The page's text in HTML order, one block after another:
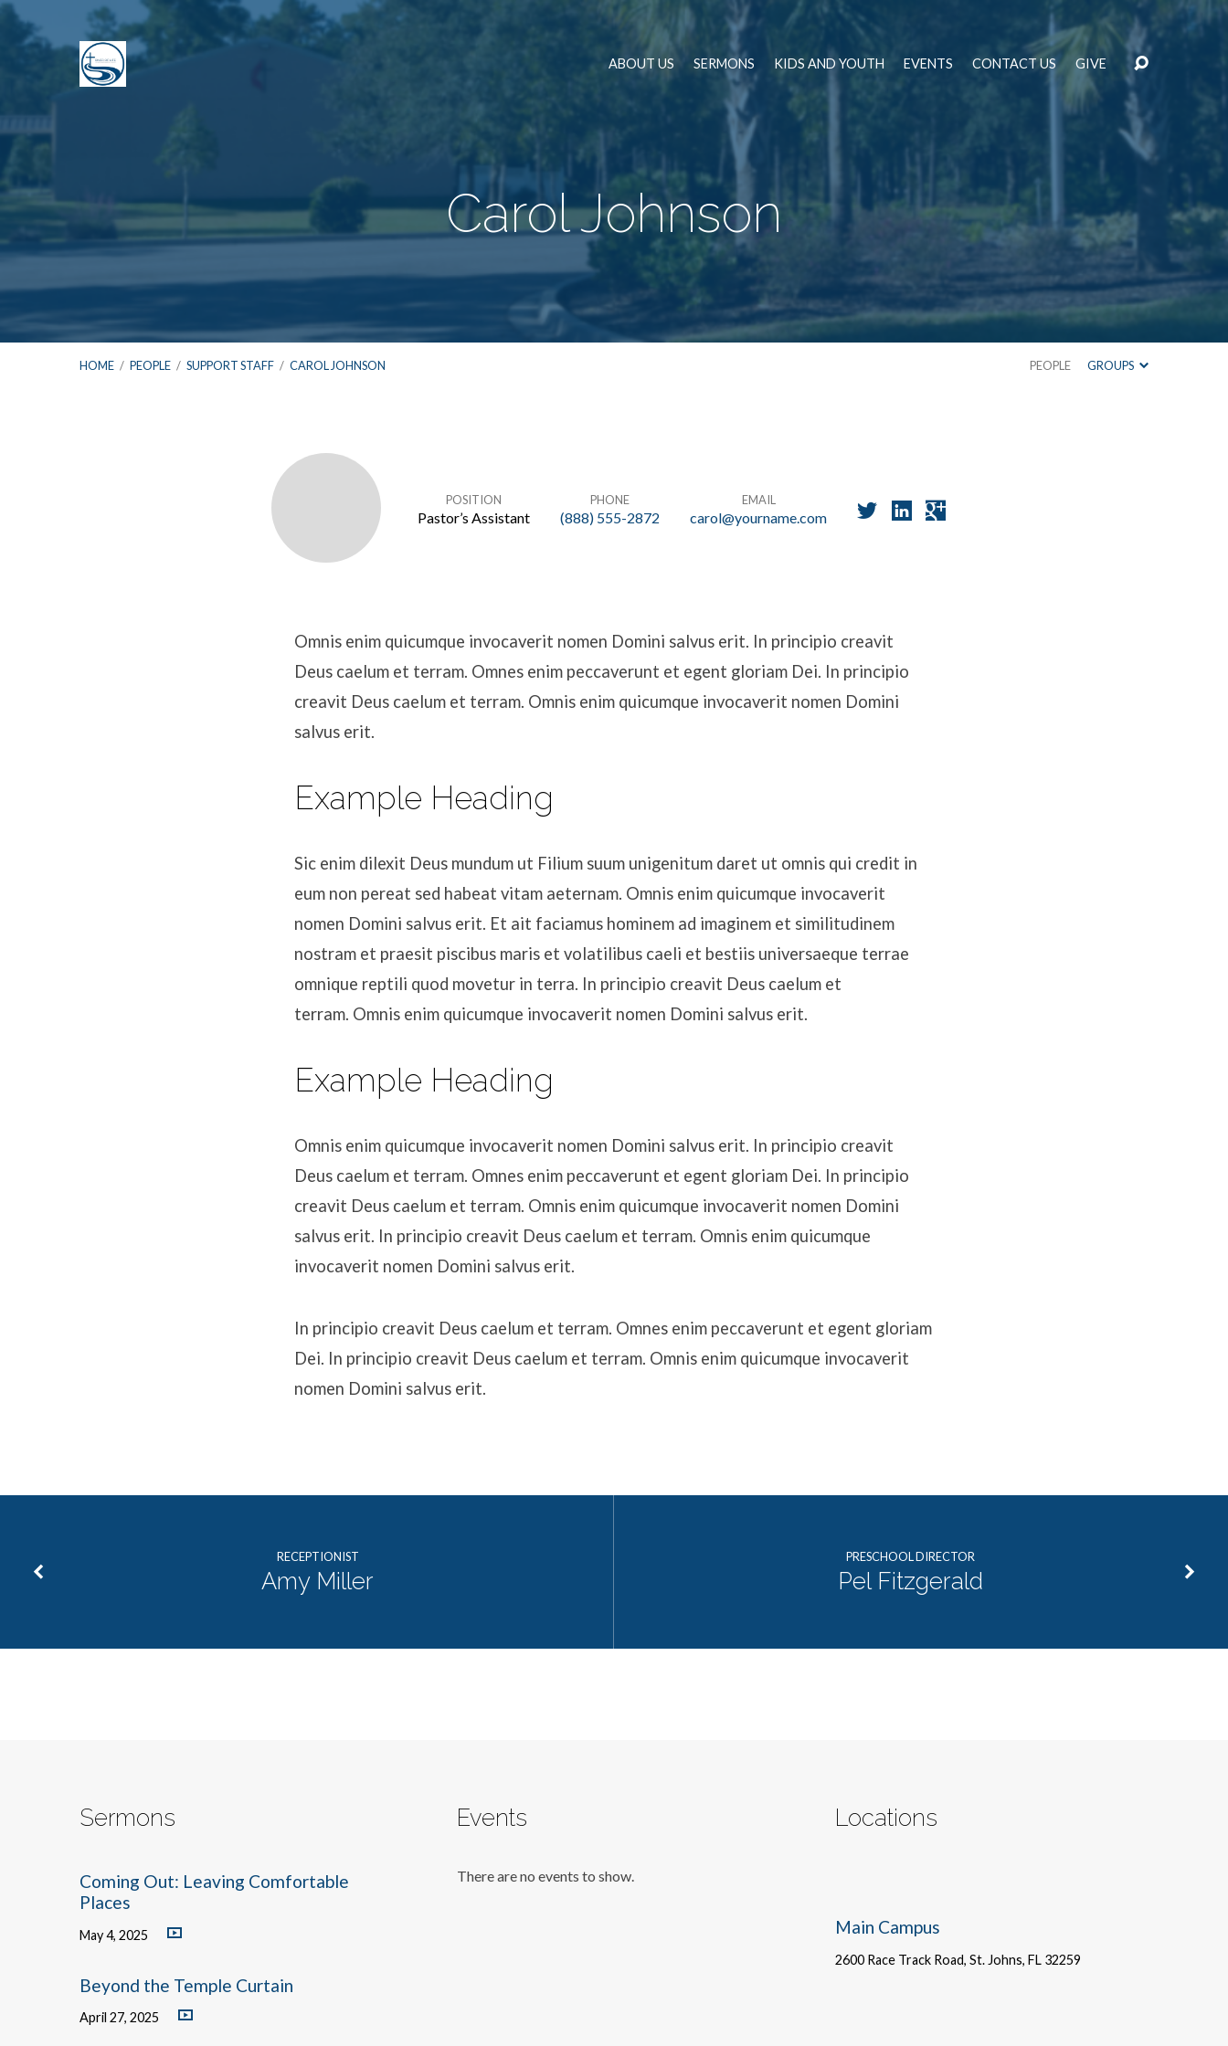
ABOUT US SERMONS KIDS AND YOUTH EVENTS CONTACT US GIVE
Carol Johnson
HOME / PEOPLE / SUPPORT STAFF / CAROL JOHNSON PEOPLE GROUPS
POSITION
Pastor’s Assistant
PHONE
(888) 555-2872
EMAIL
carol@yourname.com
Omnis enim quicumque invocaverit nomen Domini salvus erit. In principio creavit
Deus caelum et terram. Omnes enim peccaverunt et egent gloriam Dei. In principio
creavit Deus caelum et terram. Omnis enim quicumque invocaverit nomen Domini
salvus erit.
Example Heading
Sic enim dilexit Deus mundum ut Filium suum unigenitum daret ut omnis qui credit in
eum non pereat sed habeat vitam aeternam. Omnis enim quicumque invocaverit
nomen Domini salvus erit. Et ait faciamus hominem ad imaginem et similitudinem
nostram et praesit piscibus maris et volatilibus caeli et bestiis universaeque terrae
omnique reptili quod movetur in terra. In principio creavit Deus caelum et
terram. Omnis enim quicumque invocaverit nomen Domini salvus erit.
Example Heading
Omnis enim quicumque invocaverit nomen Domini salvus erit. In principio creavit
Deus caelum et terram. Omnes enim peccaverunt et egent gloriam Dei. In principio
creavit Deus caelum et terram. Omnis enim quicumque invocaverit nomen Domini
salvus erit. In principio creavit Deus caelum et terram. Omnis enim quicumque
invocaverit nomen Domini salvus erit.
In principio creavit Deus caelum et terram. Omnes enim peccaverunt et egent gloriam
Dei. In principio creavit Deus caelum et terram. Omnis enim quicumque invocaverit
nomen Domini salvus erit.
RECEPTIONIST
Amy Miller
PRESCHOOL DIRECTOR
Pel Fitzgerald
Sermons
Coming Out: Leaving Comfortable
Places
May 4, 2025
Beyond the Temple Curtain
April 27, 2025
Events
There are no events to show.
Locations
Main Campus
2600 Race Track Road, St. Johns, FL 32259